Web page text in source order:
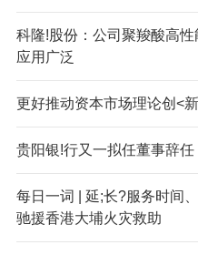
科隆!股份：公司聚羧酸高
应用广泛
更好推动资本市场理论创<
贵阳银!行又一拟任董事辞
每日一词 | 延;长?服务时间
驰援香港大埔火灾救助